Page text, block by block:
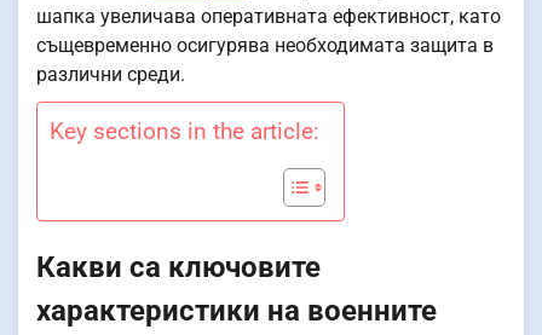
шапка увеличава оперативната ефективност, като
същевременно осигурява необходимата защита в
различни среди.
Key sections in the article:
Какви са ключовите
характеристики на военните